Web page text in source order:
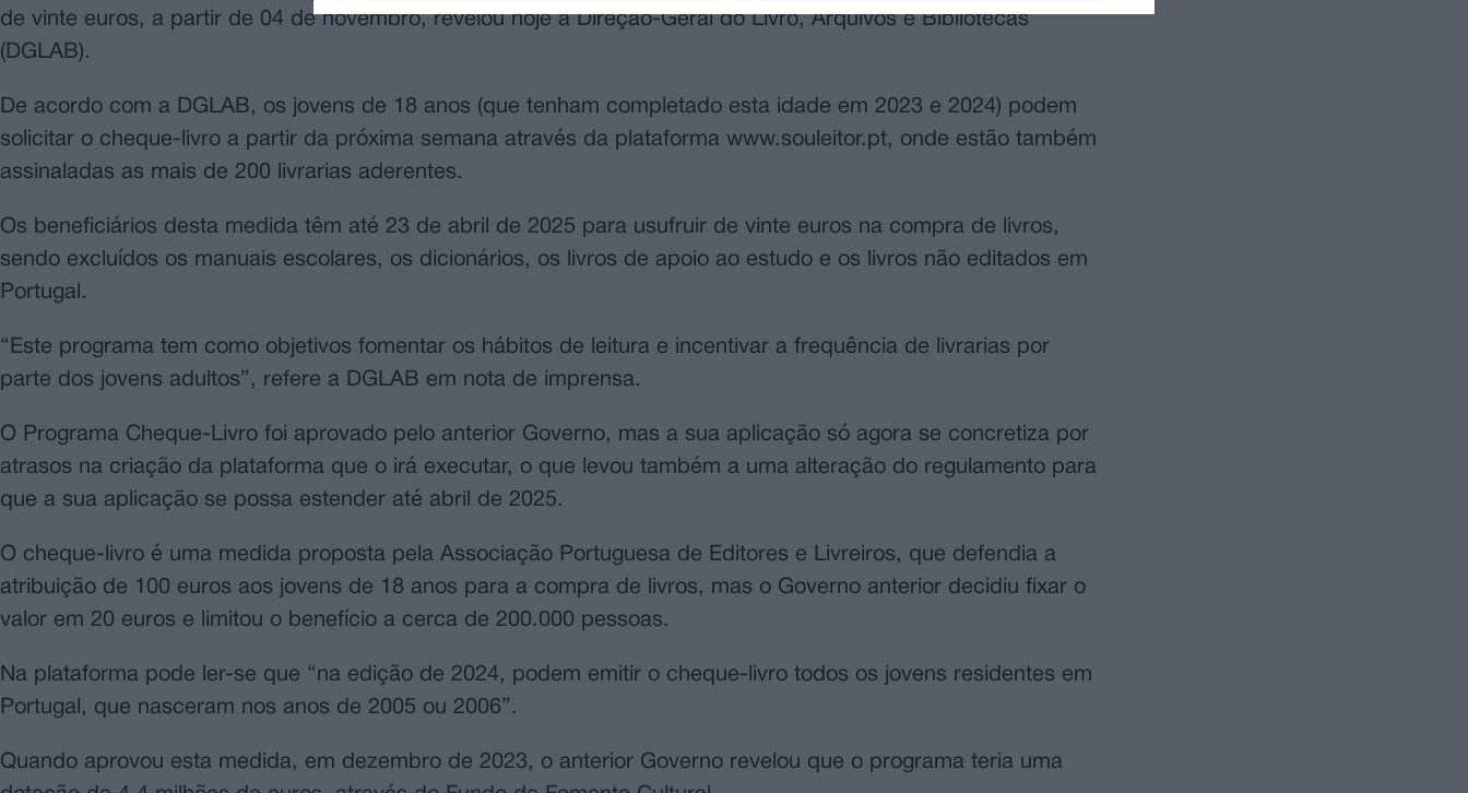
de vinte euros, a partir de 04 de novembro, revelou hoje a Direção-Geral do Livro, Arquivos e Bibliotecas
(DGLAB).
De acordo com a DGLAB, os jovens de 18 anos (que tenham completado esta idade em 2023 e 2024) podem
solicitar o cheque-livro a partir da próxima semana através da plataforma www.souleitor.pt, onde estão também
assinaladas as mais de 200 livrarias aderentes.
Os beneficiários desta medida têm até 23 de abril de 2025 para usufruir de vinte euros na compra de livros,
sendo excluídos os manuais escolares, os dicionários, os livros de apoio ao estudo e os livros não editados em
Portugal.
“Este programa tem como objetivos fomentar os hábitos de leitura e incentivar a frequência de livrarias por
parte dos jovens adultos”, refere a DGLAB em nota de imprensa.
O Programa Cheque-Livro foi aprovado pelo anterior Governo, mas a sua aplicação só agora se concretiza por
atrasos na criação da plataforma que o irá executar, o que levou também a uma alteração do regulamento para
que a sua aplicação se possa estender até abril de 2025.
O cheque-livro é uma medida proposta pela Associação Portuguesa de Editores e Livreiros, que defendia a
atribuição de 100 euros aos jovens de 18 anos para a compra de livros, mas o Governo anterior decidiu fixar o
valor em 20 euros e limitou o benefício a cerca de 200.000 pessoas.
Na plataforma pode ler-se que “na edição de 2024, podem emitir o cheque-livro todos os jovens residentes em
Portugal, que nasceram nos anos de 2005 ou 2006”.
Quando aprovou esta medida, em dezembro de 2023, o anterior Governo revelou que o programa teria uma